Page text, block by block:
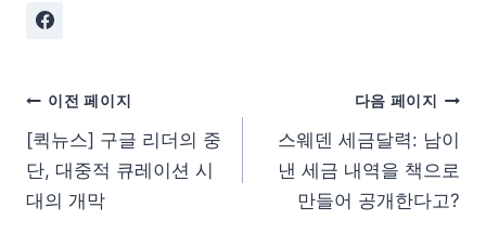
이전 페이지
[퀵뉴스] 구글 리더의 중
단, 대중적 큐레이션 시
대의 개막
다음 페이지
스웨덴 세금달력: 남이
낸 세금 내역을 책으로
만들어 공개한다고?